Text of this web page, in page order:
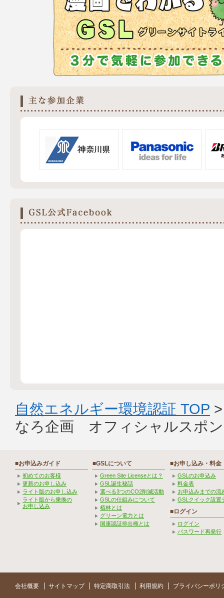
自然エネルギー環境認証 TOP
なろ企画 オフィシャルスポ
■お申込みガイド
初めてのお客様
更新のお申し込み
ライト版のお申し込み
ライト版から乗換の
お申し込み
■GSLについて
Green Site Licenseとは？
GSL誕生秘話
選べる3つのCO2削減活動
GSLの仕組みについて
植林とは
グリーン電力とは
国連認証排出権とは
■お申し込み・料金
GSLのお申込み
料金表
お申込みまでの流
GSLクイック設置
■ログイン
ログイン
パスワード再発行
会社概要 サイトマップ 特定商取引法 利用規約 プライバシーポリ